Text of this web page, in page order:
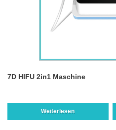
7D HIFU 2in1 Maschine
Weiterlesen